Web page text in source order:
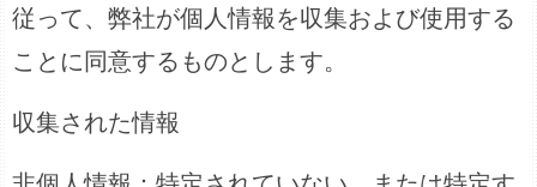
従って、弊社が個人情報を収集および使用する
ことに同意するものとします。
収集された情報